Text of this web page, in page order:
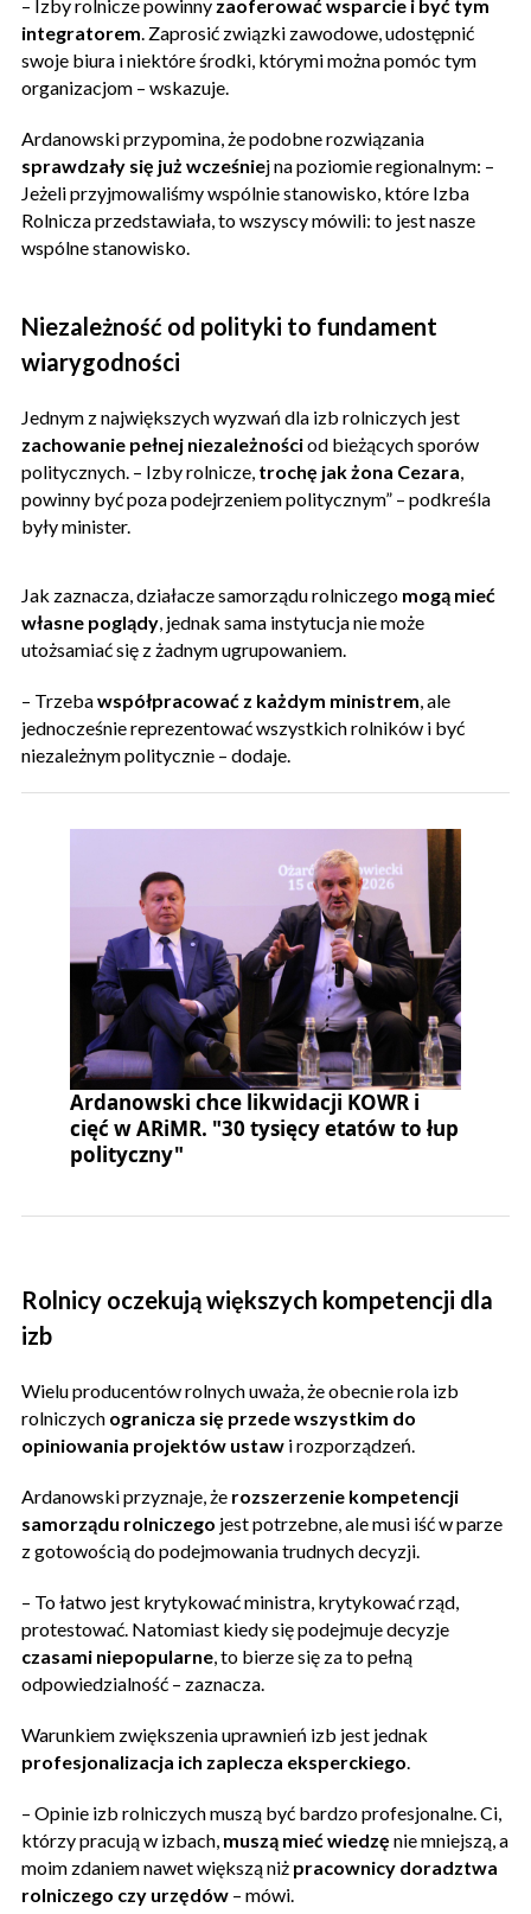
– Izby rolnicze powinny zaoferować wsparcie i być tym
integratorem. Zaprosić związki zawodowe, udostępnić
swoje biura i niektóre środki, którymi można pomóc tym
organizacjom – wskazuje.
Ardanowski przypomina, że podobne rozwiązania
sprawdzały się już wcześniej na poziomie regionalnym: –
Jeżeli przyjmowaliśmy wspólnie stanowisko, które Izba
Rolnicza przedstawiała, to wszyscy mówili: to jest nasze
wspólne stanowisko.
Niezależność od polityki to fundament
wiarygodności
Jednym z największych wyzwań dla izb rolniczych jest
zachowanie pełnej niezależnościod bieżących sporów
politycznych. – Izby rolnicze, trochę jak żona Cezara,
powinny być poza podejrzeniem politycznym” – podkreśla
były minister.
Jak zaznacza, działacze samorządu rolniczego mogą mieć
własne poglądy, jednak sama instytucja nie może
utożsamiać się z żadnym ugrupowaniem.
– Trzebawspółpracować z każdym ministrem, ale
jednocześnie reprezentować wszystkich rolników i być
niezależnym politycznie – dodaje.
Ardanowski chce likwidacji KOWR i
cięć w ARiMR. "30 tysięcy etatów to łup
polityczny"
Rolnicy oczekują większych kompetencji dla
izb
Wielu producentów rolnych uważa, że obecnie rola izb
rolniczych ogranicza się przede wszystkim do
opiniowania projektów ustaw i rozporządzeń.
Ardanowski przyznaje, że rozszerzenie kompetencji
samorządu rolniczego jest potrzebne, ale musi iść w parze
z gotowością do podejmowania trudnych decyzji.
– To łatwo jest krytykować ministra, krytykować rząd,
protestować. Natomiast kiedy się podejmuje decyzje
czasami niepopularne, to bierze się za to pełną
odpowiedzialność – zaznacza.
Warunkiem zwiększenia uprawnień izb jest jednak
profesjonalizacja ich zaplecza eksperckiego.
– Opinie izb rolniczych muszą być bardzo profesjonalne. Ci,
którzy pracują w izbach, muszą mieć wiedzę nie mniejszą, a
moim zdaniem nawet większą niż pracownicy doradztwa
rolniczego czy urzędów – mówi.